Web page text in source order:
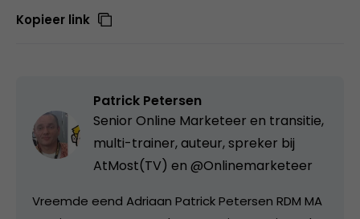
Kopieer link
Patrick Petersen
Senior Online Marketeer en transitie,
multi-trainer, auteur, spreker bij
AtMost(TV) en @Onlinemarketeer
Vreemde eend Adriaan Patrick Petersen RDM MA